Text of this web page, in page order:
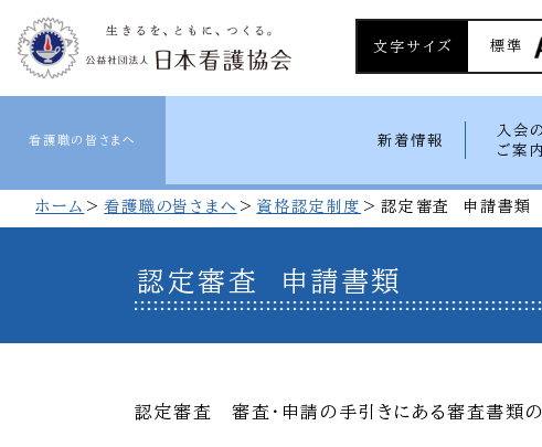
文字サイズ 標準
看護職の皆さまへ 新着情報
入会の
ご案内
ホーム 看護職の皆さまへ 資格認定制度 認定審査 申請書類
認定審査 申請書類
認定審査 審査・申請の手引きにある審査書類の